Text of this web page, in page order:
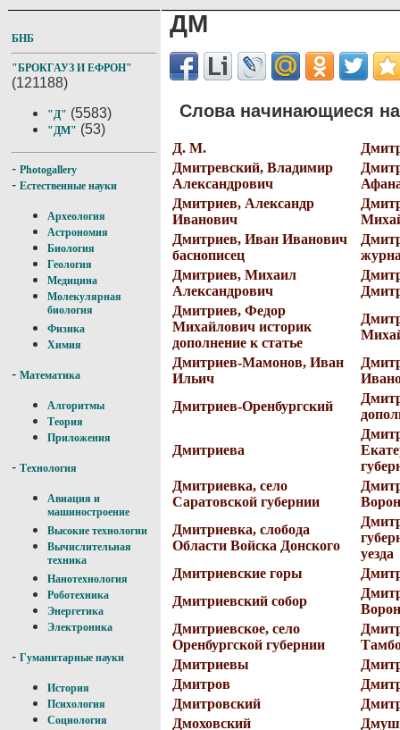
БНБ
"БРОКГАУЗ И ЕФРОН"
(121188)
"Д" (5583)
"ДМ" (53)
- Photogallery
- Естественные науки
Археология
Астрономия
Биология
Геология
Медицина
Молекулярная
биология
Физика
Химия
- Математика
Алгоритмы
Теория
Приложения
- Технология
Авиация и
машиностроение
Высокие технологии
Вычислительная
техника
Нанотехнология
Роботехника
Энергетика
Электроника
- Гуманитарные науки
История
Психология
Социология
ДМ
Слова начинающиеся
Д. М.
Дмитревский, Владимир
Александрович
Дмитриев, Александр
Иванович
Дмитриев, Иван Иванович
баснописец
Дмитриев, Михаил
Александрович
Дмитриев, Федор
Михайлович историк
дополнение к статье
Дмитриев-Мамонов, Иван
Ильич
Дмитриев-Оренбургский
Дмитриева
Дмитриевка, село
Саратовской губернии
Дмитриевка, слобода
Области Войска Донского
уезда
Дмитриевские горы
Дмитриевский собор
Дмитриевское, село
Оренбургской губернии
Дмитриевы
Дмитров
Дмитровский
Дмоховский